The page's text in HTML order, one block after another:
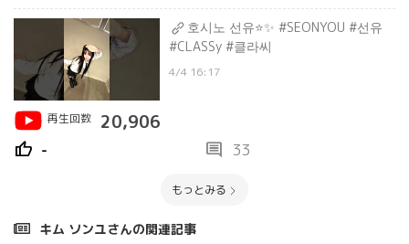
호시노 선유⭐️✨ #SEONYOU #선유
#CLASSy #클라씨
4/4 16:17
再生回数 20,906
thumb_up - comment 33
もっとみる
キム ソンユさんの関連記事